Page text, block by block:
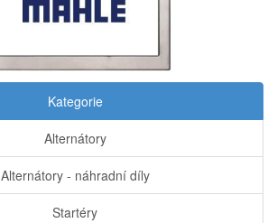
Kategorie
Alternátory
Alternátory - náhradní díly
Startéry